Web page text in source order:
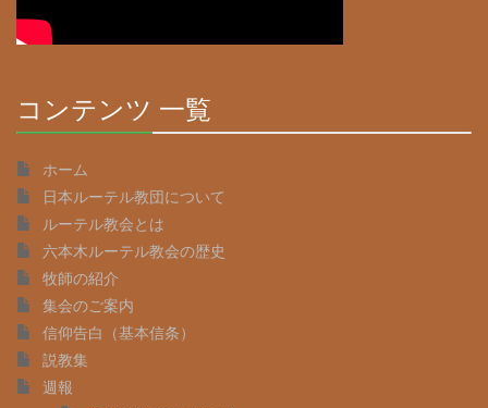
コンテンツ 一覧
ホーム
日本ルーテル教団について
ルーテル教会とは
六本木ルーテル教会の歴史
牧師の紹介
集会のご案内
信仰告白（基本信条）
説教集
週報